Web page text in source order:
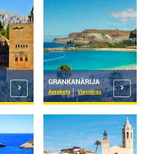
GRANKANĀRIJA
Apraksts Viesnīcas